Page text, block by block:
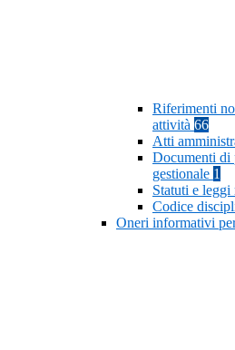
Riferimenti
attività 66
Atti
Documenti di
gestionale 1
Statuti e leggi
Codice
Oneri informativi